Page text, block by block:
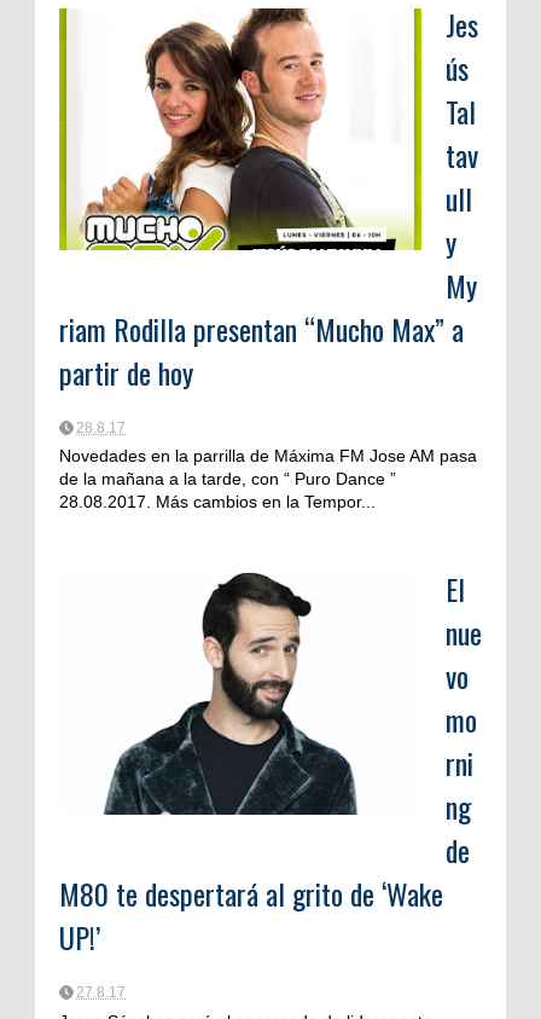
Jes
ús
Tal
tav
ull
y
My
riam Rodilla presentan “Mucho Max” a
partir de hoy
28.8.17
Novedades en la parrilla de Máxima FM Jose AM pasa
de la mañana a la tarde, con “ Puro Dance ”
28.08.2017. Más cambios en la Tempor...
El
nue
vo
mo
rni
ng
de
M80 te despertará al grito de ‘Wake
UP!’
27.8.17